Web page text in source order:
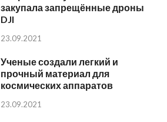
закупала запрещённые дроны
DJI
23.09.2021
Ученые создали легкий и
прочный материал для
космических аппаратов
23.09.2021